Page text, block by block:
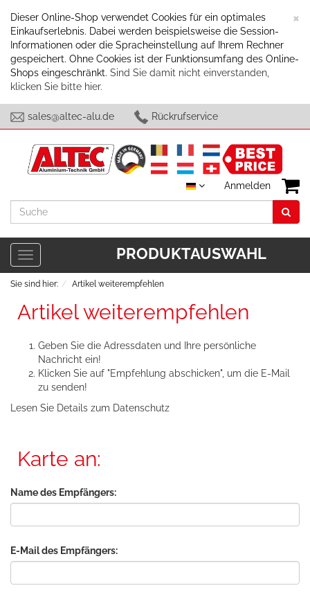
×
Dieser Online-Shop verwendet Cookies für ein optimales
Einkaufserlebnis. Dabei werden beispielsweise die Session-
Informationen oder die Spracheinstellung auf Ihrem Rechner
gespeichert. Ohne Cookies ist der Funktionsumfang des Online-
Shops eingeschränkt. Sind Sie damit nicht einverstanden,
klicken Sie bitte hier.
sales@altec-alu.de Rückrufservice
Anmelden
Suche
Toggle
navigation
PRODUKTAUSWAHL
Sie sind hier: Artikel weiterempfehlen
Artikel weiterempfehlen
Geben Sie die Adressdaten und Ihre persönliche
Nachricht ein!
Klicken Sie auf "Empfehlung abschicken", um die E-Mail
zu senden!
Lesen Sie Details zum Datenschutz
Karte an:
Name des Empfängers:
E-Mail des Empfängers: